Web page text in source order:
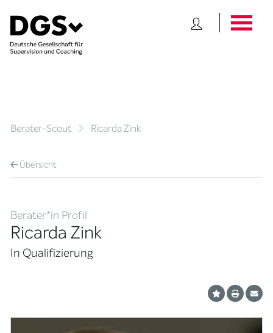
Berater-Scout Ricarda Zink
Übersicht
Berater*in Profil
Ricarda Zink
In Qualifizierung